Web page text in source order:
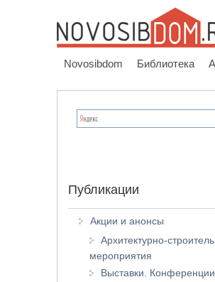
Novosibdom Библиотека
Публикации
Акции и анонсы
Архитектурно-
мероприятия
Выставки. Конференции